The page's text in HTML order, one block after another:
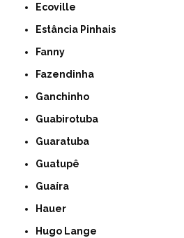
Ecoville
Estância Pinhais
Fanny
Fazendinha
Ganchinho
Guabirotuba
Guaratuba
Guatupê
Guaíra
Hauer
Hugo Lange